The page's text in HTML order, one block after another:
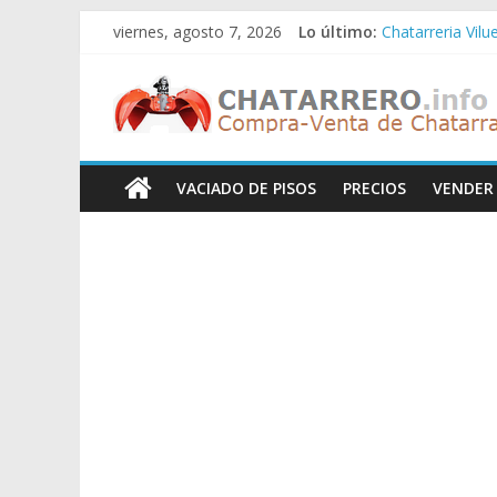
Saltar
contenido
viernes, agosto 7, 2026 Lo último: Chatarreria
Chatarreria
Chatarreria
Chatarreros
–
Precio
VACIADO DE PISOS PRECIOS